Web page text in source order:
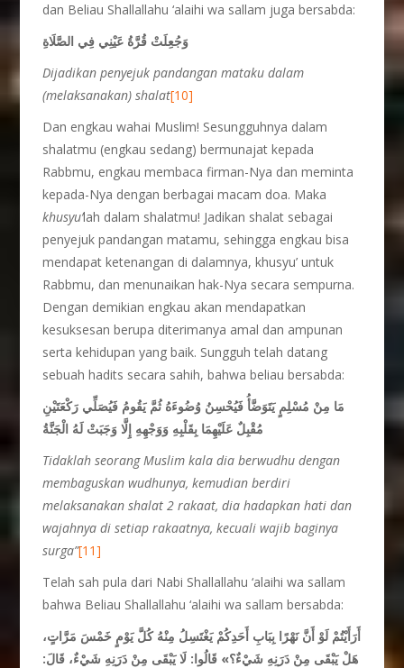
dan Beliau Shallallahu ‘alaihi wa sallam juga bersabda:
وَجُعِلَتْ قُرَّةُ عَيْنِي فِي الصَّلَاةِ
Dijadikan penyejuk pandangan mataku dalam
(melaksanakan) shalat[10]
Dan engkau wahai Muslim! Sesungguhnya dalam
shalatmu (engkau sedang) bermunajat kepada
Rabbmu, engkau membaca firman-Nya dan meminta
kepada-Nya dengan berbagai macam doa. Maka
khusyu’lah dalam shalatmu! Jadikan shalat sebagai
penyejuk pandangan matamu, sehingga engkau bisa
mendapat ketenangan di dalamnya, khusyu’ untuk
Rabbmu, dan menunaikan hak-Nya secara sempurna.
Dengan demikian engkau akan mendapatkan
kesuksesan berupa diterimanya amal dan ampunan
serta kehidupan yang baik. Sungguh telah datang
sebuah hadits secara sahih, bahwa beliau bersabda:
مَا مِنْ مُسْلِمٍ يَتَوَضَّأُ فَيُحْسِنُ وُضُوءَهُ ثُمَّ يَقُومُ فَيُصَلِّي رَكْعَتَيْنِ
مُقْبِلٌ عَلَيْهِمَا بِقَلْبِهِ وَوَجْهِهِ إِلَّا وَجَبَتْ لَهُ الْجَنَّةُ
Tidaklah seorang Muslim kala dia berwudhu dengan
membaguskan wudhunya, kemudian berdiri
melaksanakan shalat 2 rakaat, dia hadapkan hati dan
wajahnya di setiap rakaatnya, kecuali wajib baginya
surga”[11]
Telah sah pula dari Nabi Shallallahu ‘alaihi wa sallam
bahwa Beliau Shallallahu ‘alaihi wa sallam bersabda:
أَرَأَيْتُمْ لَوْ أَنَّ نَهْرًا بِبَابِ أَحَدِكُمْ يَغْتَسِلُ مِنْهُ كُلَّ يَوْمٍ خَمْسَ مَرَّاتٍ،
هَلْ يَبْقَى مِنْ دَرَنِهِ شَيْءٌ؟» قَالُوا: لَا يَبْقَى مِنْ دَرَنِهِ شَيْءٌ، قَالَ: